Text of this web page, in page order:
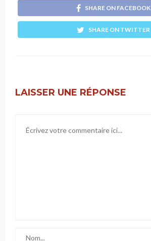
SHARE ON FACEBOOK
SHARE ON TWITTER
LAISSER UNE RÉPONSE